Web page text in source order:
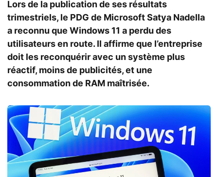
Lors de la publication de ses résultats
trimestriels, le PDG de Microsoft Satya Nadella
a reconnu que Windows 11 a perdu des
utilisateurs en route. Il affirme que l’entreprise
doit les reconquérir avec un système plus
réactif, moins de publicités, et une
consommation de RAM maîtrisée.